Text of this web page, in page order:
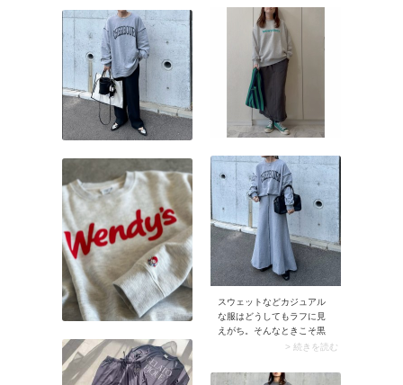
ーデがお出かけ仕様に早変
わり。今シーズン人気のア
イテムでもあるので、ぜひ
この春トライしてみては。
スウェットなどカジュアル
な服はどうしてもラフに見
えがち。そんなときこそ黒
バッグの出番です。ブラッ
シーコーデに程よい緊張感
> 続きを読む